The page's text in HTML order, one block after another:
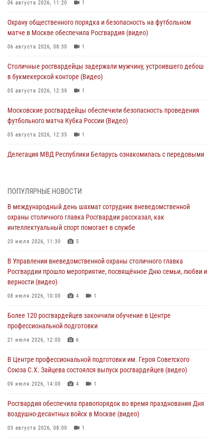
06 августа 2026, 11:20 1
Охрану общественного порядка и безопасность на футбольном
матче в Москве обеспечила Росгвардия (видео)
06 августа 2026, 08:30 1
Столичные росгвардейцы задержали мужчину, устроившего дебош
в букмекерской конторе (Видео)
05 августа 2026, 12:39 1
Московские росгвардейцы обеспечили безопасность проведения
футбольного матча Кубка России (Видео)
05 августа 2026, 12:35 1
Делегация МВД Республики Беларусь ознакомилась с передовыми
боевому самбо. (видео)
04 августа 2026, 14:00
Офицер Росгвардии стал гостем прямого эфира на «Радио Москвы»
04 августа 2026, 12:28
В Москве росгвардейцы задержали подозреваемого в нападении
на охранника торгового центра (видео)
В Главном управлении Росгвардии по городу Москве подвели итоги
работы подразделений за прошедший месяц
ПОПУЛЯРНЫЕ НОВОСТИ
В международный день шахмат сотрудник вневедомственной
охраны столичного главка Росгвардии рассказал, как
интеллектуальный спорт помогает в службе
20 июля 2026, 11:30 5
В Управлении вневедомственной охраны столичного главка
Росгвардии прошло мероприятие, посвящённое Дню семьи, любви и
верности (видео)
08 июля 2026, 10:00 4 1
Более 120 росгвардейцев закончили обучение в Центре
профессиональной подготовки
21 июля 2026, 12:00 6
В Центре профессиональной подготовки им. Героя Советского
Союза С.Х. Зайцева состоялся выпуск росгвардейцев (видео)
09 июля 2026, 14:00 4 1
Росгвардия обеспечила правопорядок во время празднования Дня
воздушно-десантных войск в Москве (видео)
03 августа 2026, 08:00 1